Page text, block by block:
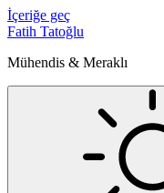
İçeriğe geç
Fatih Tatoğlu
Mühendis & Meraklı